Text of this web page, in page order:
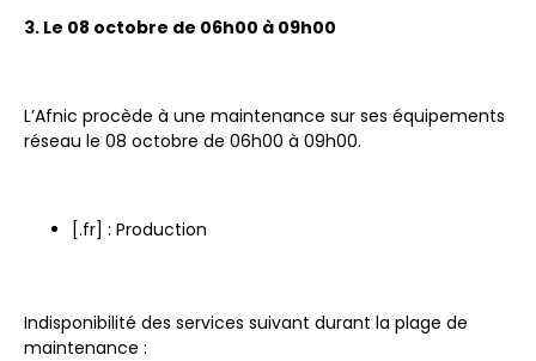
3. Le 08 octobre de 06h00 à 09h00
L’Afnic procède à une maintenance sur ses équipements
réseau le 08 octobre de 06h00 à 09h00.
[.fr] : Production
Indisponibilité des services suivant durant la plage de
maintenance :